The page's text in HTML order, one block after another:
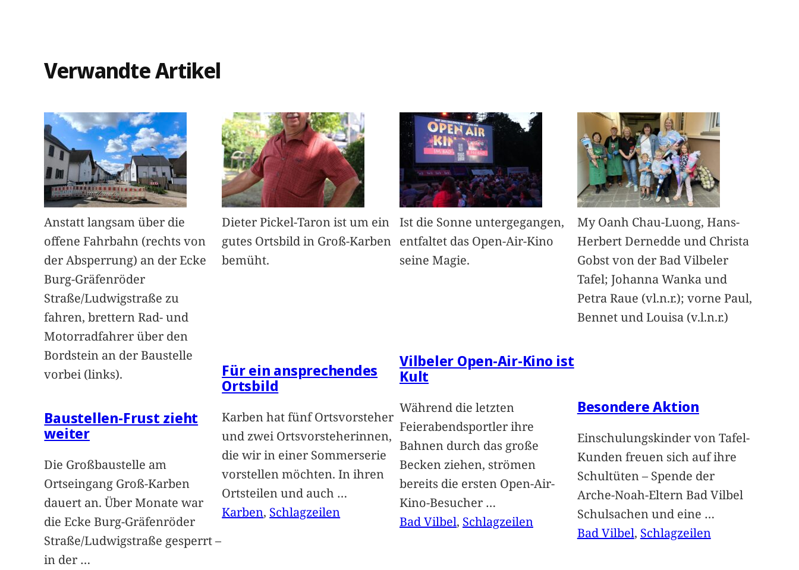
Verwandte Artikel
Anstatt langsam über die
offene Fahrbahn (rechts von
der Absperrung) an der Ecke
Burg-Gräfenröder
Straße/Ludwigstraße zu
fahren, brettern Rad- und
Motorradfahrer über den
Bordstein an der Baustelle
vorbei (links).
Baustellen-Frust zieht
weiter
Die Großbaustelle am
Ortseingang Groß-Karben
dauert an. Über Monate war
die Ecke Burg-Gräfenröder
Straße/Ludwigstraße gesperrt –
in der …
Dieter Pickel-Taron ist um ein
gutes Ortsbild in Groß-Karben
bemüht.
Für ein ansprechendes
Ortsbild
Karben hat fünf Ortsvorsteher
und zwei Ortsvorsteherinnen,
die wir in einer Sommerserie
vorstellen möchten. In ihren
Ortsteilen und auch …
Karben, Schlagzeilen
Ist die Sonne untergegangen,
entfaltet das Open-Air-Kino
seine Magie.
Vilbeler Open-Air-Kino ist
Kult
Während die letzten
Feierabendsportler ihre
Bahnen durch das große
Becken ziehen, strömen
bereits die ersten Open-Air-
Kino-Besucher …
Bad Vilbel, Schlagzeilen
My Oanh Chau-Luong, Hans-
Herbert Dernedde und Christa
Gobst von der Bad Vilbeler
Tafel; Johanna Wanka und
Petra Raue (vl.n.r.); vorne Paul,
Bennet und Louisa (v.l.n.r.)
Besondere Aktion
Einschulungskinder von Tafel-
Kunden freuen sich auf ihre
Schultüten – Spende der
Arche-Noah-Eltern Bad Vilbel
Schulsachen und eine …
Bad Vilbel, Schlagzeilen